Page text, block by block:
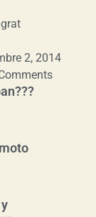
2, 2014